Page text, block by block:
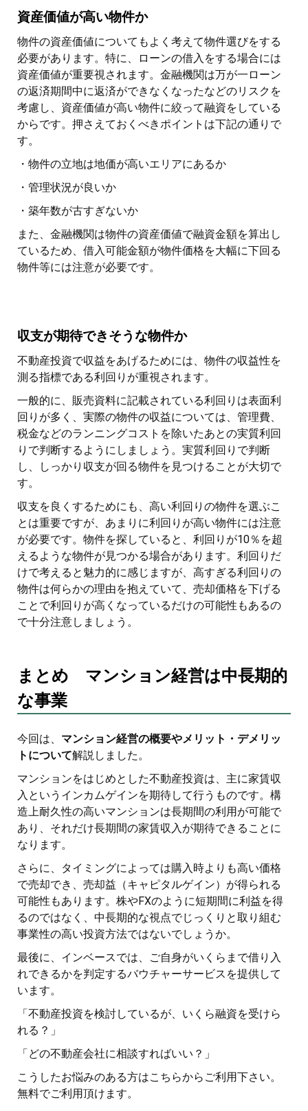
資産価値が高い物件か
物件の資産価値についてもよく考えて物件選びをする
必要があります。特に、ローンの借入をする場合には
資産価値が重要視されます。金融機関は万が一ローン
の返済期間中に返済ができなくなったなどのリスクを
考慮し、資産価値が高い物件に絞って融資をしている
からです。押さえておくべきポイントは下記の通りで
す。
・物件の立地は地価が高いエリアにあるか
・管理状況が良いか
・築年数が古すぎないか
また、金融機関は物件の資産価値で融資金額を算出し
ているため、借入可能金額が物件価格を大幅に下回る
物件等には注意が必要です。
収支が期待できそうな物件か
不動産投資で収益をあげるためには、物件の収益性を
測る指標である利回りが重視されます。
一般的に、販売資料に記載されている利回りは表面利
回りが多く、実際の物件の収益については、管理費、
税金などのランニングコストを除いたあとの実質利回
りで判断するようにしましょう。実質利回りで判断
し、しっかり収支が回る物件を見つけることが大切で
す。
収支を良くするためにも、高い利回りの物件を選ぶこ
とは重要ですが、あまりに利回りが高い物件には注意
が必要です。物件を探していると、利回りが10％を超
えるような物件が見つかる場合があります。利回りだ
けで考えると魅力的に感じますが、高すぎる利回りの
物件は何らかの理由を抱えていて、売却価格を下げる
ことで利回りが高くなっているだけの可能性もあるの
で十分注意しましょう。
まとめ マンション経営は中長期的
な事業
今回は、 マンション経営の概要やメリット・デメリッ
トについて解説しました。
マンションをはじめとした不動産投資は、主に家賃収
入というインカムゲインを期待して行うものです。構
造上耐久性の高いマンションは長期間の利用が可能で
あり、それだけ長期間の家賃収入が期待できることに
なります。
さらに、タイミングによっては購入時よりも高い価格
で売却でき、売却益（キャピタルゲイン）が得られる
可能性もあります。株やFXのように短期間に利益を得
るのではなく、中長期的な視点でじっくりと取り組む
事業性の高い投資方法ではないでしょうか。
最後に、インベースでは、ご自身がいくらまで借り入
れできるかを判定するバウチャーサービスを提供して
います。
「不動産投資を検討しているが、いくら融資を受けら
れる？」
「どの不動産会社に相談すればいい？」
こうしたお悩みのある方はこちらからご利用下さい。
無料でご利用頂けます。